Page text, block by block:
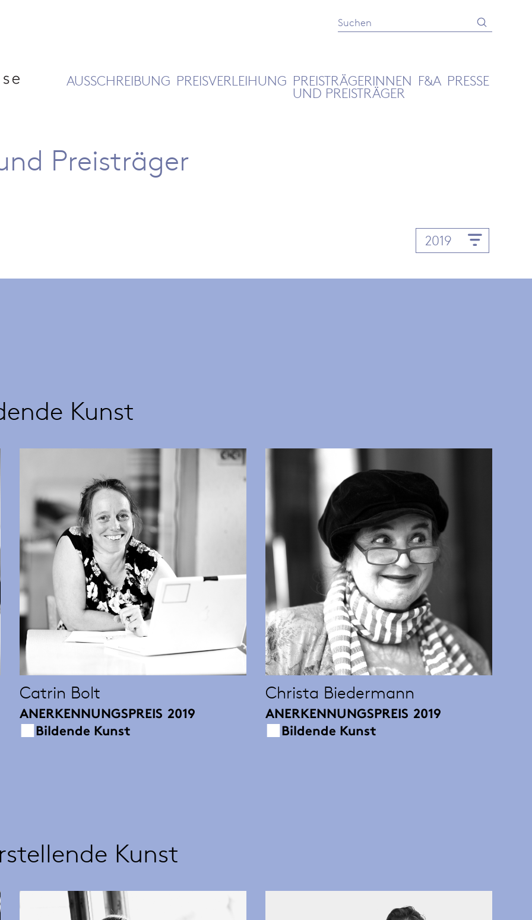
Suche
Absenden
AUSSCHREIBUNG PREISVERLEIHUNG PREISTRÄGERINNEN
UND PREISTRÄGER
F&A PRESSE
Preisträger
2019
Kunst
Catrin Bolt
ANERKENNUNGSPREIS 2019
Bildende Kunst
Christa Biedermann
ANERKENNUNGSPREIS 2019
Bildende Kunst
Kunst